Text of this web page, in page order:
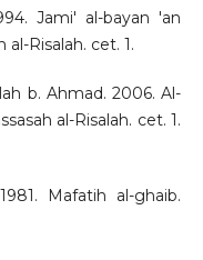
Jami' al-bayan 'an
Risalah. cet. 1.
b. Ahmad. 2006. Al-
al-Risalah. cet. 1.
Mafatih al-ghaib.